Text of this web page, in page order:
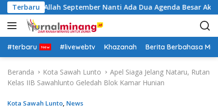
a
g
u
Terbaru
Insya Allah September Nanti Ada Dua Agenda Besar Akan
#terbaru #livewebtv Khazanah Berita Berbahasa
Beranda Kota Sawah Lunto
Apel Siaga Jelang Nataru, Rutan
Kelas IIB Sawahlunto Geledah Blok Kamar Hunian
Kota Sawah Lunto, News